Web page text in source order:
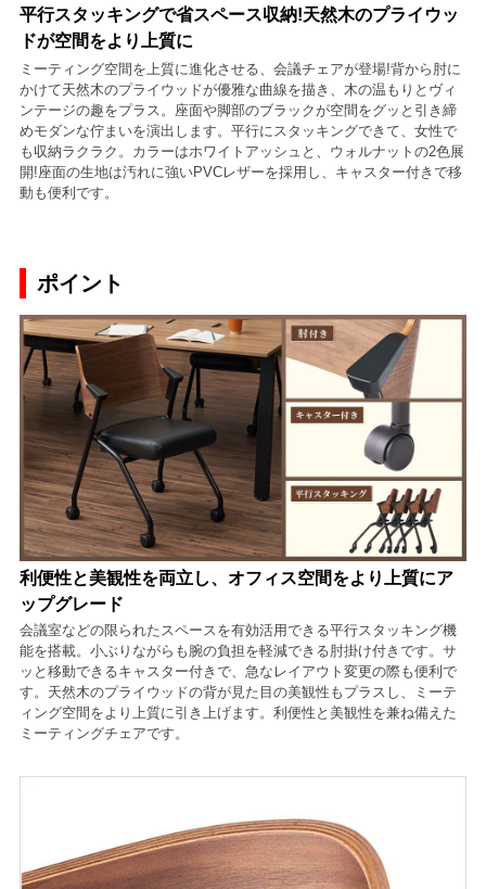
平行スタッキングで省スペース収納!天然木のプライウッ
ドが空間をより上質に
ミーティング空間を上質に進化させる、会議チェアが登場!背から肘に
かけて天然木のプライウッドが優雅な曲線を描き、木の温もりとヴィ
ンテージの趣をプラス。座面や脚部のブラックが空間をグッと引き締
めモダンな佇まいを演出します。平行にスタッキングできて、女性で
も収納ラクラク。カラーはホワイトアッシュと、ウォルナットの2色展
開!座面の生地は汚れに強いPVCレザーを採用し、キャスター付きで移
動も便利です。
ポイント
利便性と美観性を両立し、オフィス空間をより上質にア
ップグレード
会議室などの限られたスペースを有効活用できる平行スタッキング機
能を搭載。小ぶりながらも腕の負担を軽減できる肘掛け付きです。サ
ッと移動できるキャスター付きで、急なレイアウト変更の際も便利で
す。天然木のプライウッドの背が見た目の美観性もプラスし、ミーテ
ィング空間をより上質に引き上げます。利便性と美観性を兼ね備えた
ミーティングチェアです。